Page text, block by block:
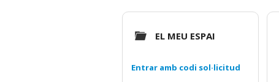
EL MEU ESPAI
Entrar amb codi sol·licitud